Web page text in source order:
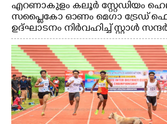
എറണാകുളം കലൂർ സ്റ്റേഡിയം
സപ്ളൈകോ ഓണം മെഗാ ട്രേഡ്
ഉദ്ഘാടനം നിർവഹിച്ച് സ്റ്റാൾ
വി.ഡി. സതീശൻ. മന്ത്രി അനൂപ്